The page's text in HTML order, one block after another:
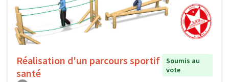
Réalisation d'un parcours sportif
santé
Soumis au
vote